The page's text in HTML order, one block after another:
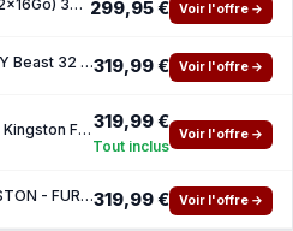
Kingston Fury Beast - (2x16Go) 32 Go - DDR4 3200 MHz - CL16 299,95 € Voir l'offre →
Memoire Kingston FURY Beast 32 Go (Kit de 2 x 16 Go) DDR4 3200 MHz CL16319,99 € Voir l'offre →
Barrette memoire RAM Kingston FURY Beast 32 Go (Kit de 2 x 16 Go) DDR4 3200 MHz CL16 319,99 €
Tout inclus
Voir l'offre →
Memoire DDR4 - KINGSTON - FURY Beast - 32 Go (2x16Go) - 3200 Mhz - CL16319,99 € Voir l'offre →